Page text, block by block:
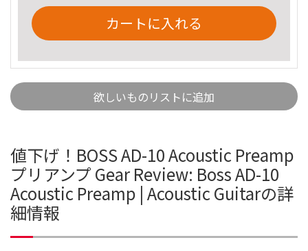
カートに入れる
欲しいものリストに追加
値下げ！BOSS AD-10 Acoustic Preamp
プリアンプ Gear Review: Boss AD-10
Acoustic Preamp | Acoustic Guitarの詳
細情報